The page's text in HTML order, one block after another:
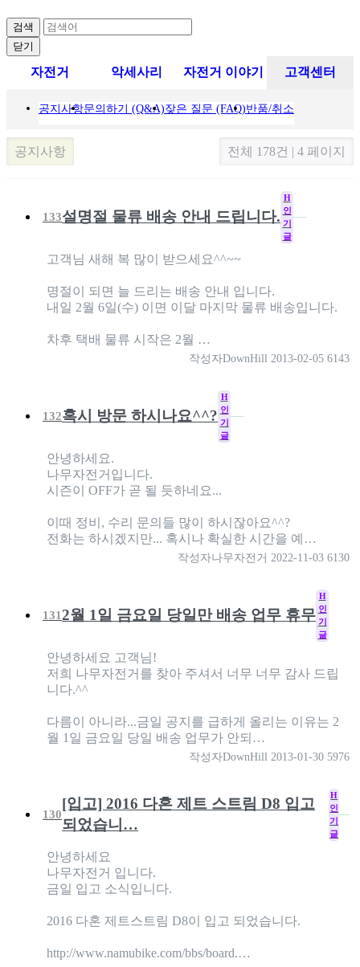
검색
닫기
자전거 악세사리 자전거 이야기 고객센터
공지사항문의하기 (Q&A)잦은 질문 (FAQ)반품/취소
공지사항 전체 178건 | 4 페이지
133설명절 물류 배송 안내 드립니다.
H
인
기
글
고객님 새해 복 많이 받으세요^^~~
명절이 되면 늘 드리는 배송 안내 입니다.
내일 2월 6일(수) 이면 이달 마지막 물류 배송입니다.
차후 택배 물류 시작은 2월 …
작성자DownHill 2013-02-05 6143
132혹시 방문 하시나요^^?
H
인
기
글
안녕하세요.
나무자전거입니다.
시즌이 OFF가 곧 될 듯하네요...
이때 정비, 수리 문의들 많이 하시잖아요^^?
전화는 하시겠지만... 혹시나 확실한 시간을 예…
작성자나무자전거 2022-11-03 6130
1312월 1일 금요일 당일만 배송 업무 휴무
H
인
기
글
안녕하세요 고객님!
저희 나무자전거를 찾아 주셔서 너무 너무 감사 드립
니다.^^
다름이 아니라...금일 공지를 급하게 올리는 이유는 2
월 1일 금요일 당일 배송 업무가 안되…
작성자DownHill 2013-01-30 5976
130
[입고] 2016 다혼 제트 스트림 D8 입고
되었습니…
H
인
기
글
안녕하세요
나무자전거 입니다.
금일 입고 소식입니다.
2016 다혼 제트스트림 D8이 입고 되었습니다.
http://www.namubike.com/bbs/board.…